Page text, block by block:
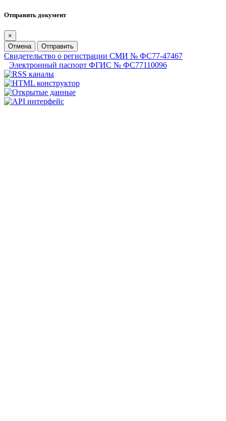
Отправить документ
×
Отмена
Отправить
Свидетельство о регистрации СМИ № ФС77-47467
Электронный паспорт ФГИС № ФС77110096